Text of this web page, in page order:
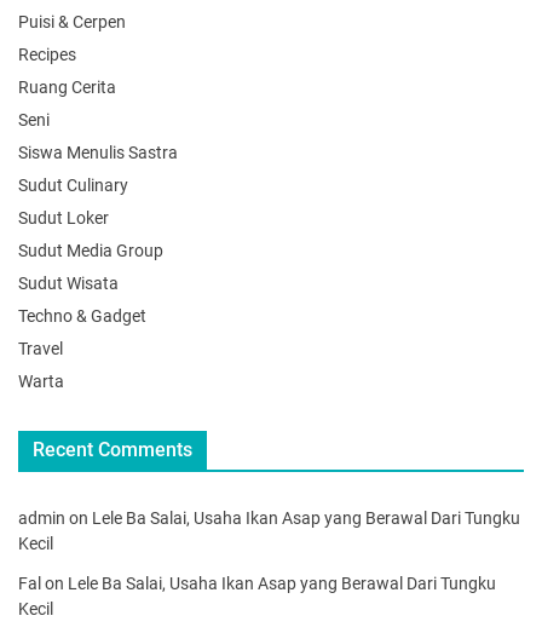
Puisi & Cerpen
Recipes
Ruang Cerita
Seni
Siswa Menulis Sastra
Sudut Culinary
Sudut Loker
Sudut Media Group
Sudut Wisata
Techno & Gadget
Travel
Warta
Recent Comments
admin on Lele Ba Salai, Usaha Ikan Asap yang Berawal Dari Tungku
Kecil
Fal on Lele Ba Salai, Usaha Ikan Asap yang Berawal Dari Tungku
Kecil